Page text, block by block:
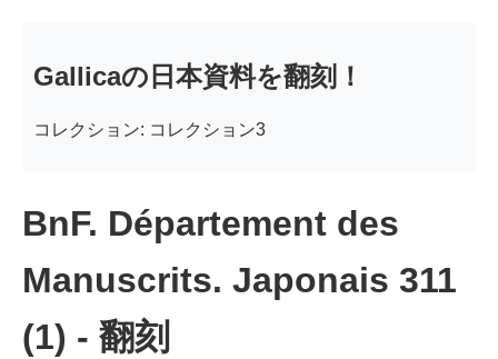
Gallicaの日本資料を翻刻！
コレクション: コレクション3
BnF. Département des
Manuscrits. Japonais 311
(1) - 翻刻